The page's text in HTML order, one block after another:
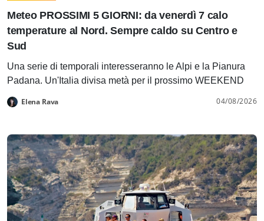
Meteo PROSSIMI 5 GIORNI: da venerdì 7 calo
temperature al Nord. Sempre caldo su Centro e
Sud
Una serie di temporali interesseranno le Alpi e la Pianura
Padana. Un'Italia divisa metà per il prossimo WEEKEND
Elena Rava 04/08/2026